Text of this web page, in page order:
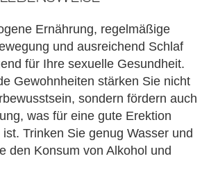
Ernährung, regelmäßige
und ausreichend Schlaf
für Ihre sexuelle Gesundheit.
Gewohnheiten stärken Sie nicht
sondern fördern auch
was für eine gute Erektion
Trinken Sie genug Wasser und
den Konsum von Alkohol und